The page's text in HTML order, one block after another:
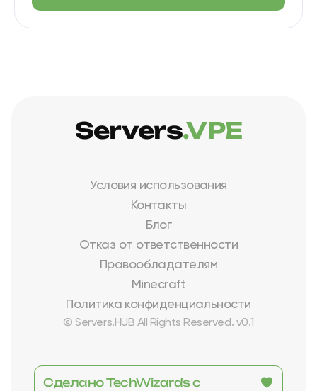
Условия использования
Контакты
Блог
Отказ от ответственности
Правообладателям
Minecraft
Политика конфиденциальности
© Servers.HUB All Rights Reserved. v0.1
Servers.VPE
Сделано TechWizards с